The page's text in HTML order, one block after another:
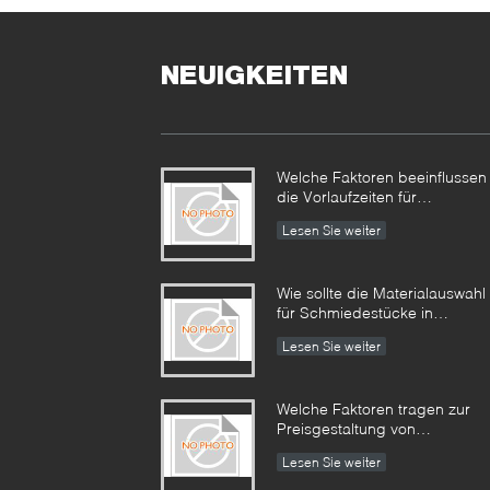
NEUIGKEITEN
Welche Faktoren beeinflussen
die Vorlaufzeiten für
wie können diese gesteuert
Lesen Sie weiter
Wie sollte die Materialauswahl
für Schmiedestücke in
angegangen werden?​​
Lesen Sie weiter
Welche Faktoren tragen zur
Preisgestaltung von
und wie können Käufer die
Lesen Sie weiter